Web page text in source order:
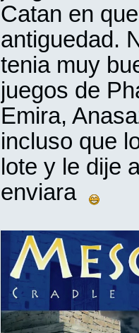
Catan en
antiguedad.
tenia muy
juegos de
Emira,
incluso que
lote y le dije
enviara